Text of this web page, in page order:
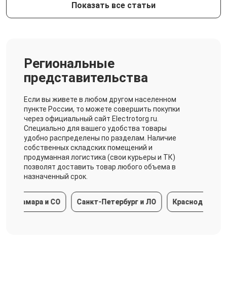
Показать все статьи
Региональные
представительства
Если вы живете в любом другом населенном
пункте России, то можете совершить покупки
через официальный сайт Electrotorg.ru.
Специально для вашего удобства товары
удобно распределены по разделам. Наличие
собственных складских помещений и
продуманная логистика (свои курьеры и ТК)
позволят доставить товар любого объема в
назначенный срок.
и СО Санкт-Петербург и ЛО Краснодарский край